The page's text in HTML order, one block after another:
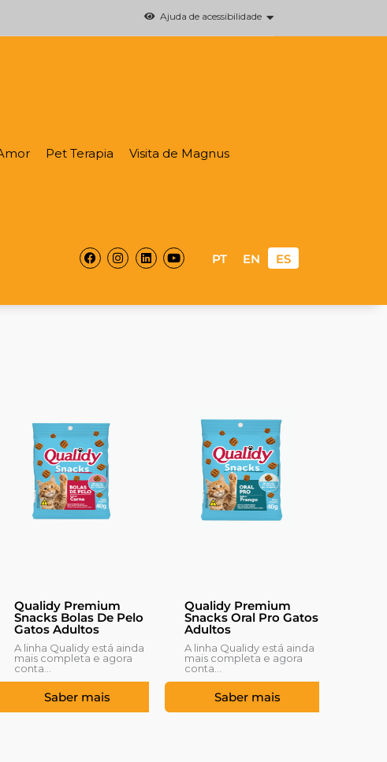
Ajuda de acessibilidade
Pet Terapia
Visita de Magnus
Facebook
Instagram
LinkedinYoutube
PT EN ES
Qualidy Premium
Snacks Bolas De Pelo
Gatos Adultos
A linha Qualidy está ainda
mais completa e agora
conta...
Saber mais
Qualidy Premium
Snacks Oral Pro Gatos
Adultos
A linha Qualidy está ainda
mais completa e agora
conta...
Saber mais